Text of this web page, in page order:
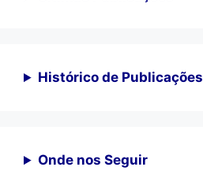
Histórico de Publicações
Onde nos Seguir